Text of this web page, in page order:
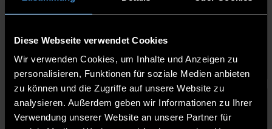
Diese Webseite verwendet Cookies
Wir verwenden Cookies, um Inhalte und Anzeigen zu
personalisieren, Funktionen für soziale Medien anbieten
zu können und die Zugriffe auf unsere Website zu
analysieren. Außerdem geben wir Informationen zu Ihrer
Verwendung unserer Website an unsere Partner für
Prof. Dr. Melanie Kappelmann-Fenzl
Professorin